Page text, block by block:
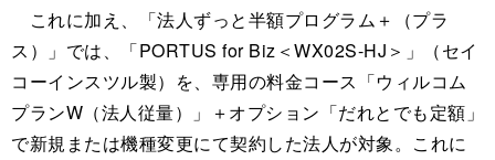
これに加え、「法人ずっと半額プログラム＋（プラ
ス）」では、「PORTUS for Biz＜WX02S-HJ＞」（セイ
コーインスツル製）を、専用の料金コース「ウィルコム
プランW（法人従量）」＋オプション「だれとでも定額」
で新規または機種変更にて契約した法人が対象。これに